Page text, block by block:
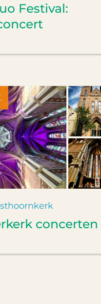
Festival:
concerten